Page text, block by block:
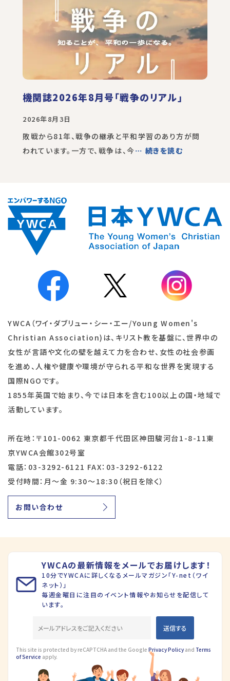
機関誌2026年8月号「戦争のリアル」
2026年8月3日
敗戦から81年、戦争の継承と平和学習のあり方が問
われています。一方で、戦争は、今… 続きを読む
YWCA（ワイ・ダブリュー・シー・エー/Young Women's
Christian Association)は、キリスト教を基盤に、世界中の
女性が言語や文化の壁を越えて力を合わせ、女性の社会参画
を進め、人権や健康や環境が守られる平和な世界を実現する
国際NGOです。
1855年英国で始まり、今では日本を含む100以上の国・地域で
活動しています。
所在地：〒101-0062 東京都千代田区神田駿河台1-8-11東
京YWCA会館302号室
電話：03-3292-6121 FAX：03-3292-6122
受付時間：月～金 9:30～18:30（祝日を除く）
お問い合わせ
YWCAの最新情報をメールでお届けします！
10分でYWCAに詳しくなるメールマガジン「Y-net（ワイ
ネット）」
毎週金曜日に注目のイベント情報やお知らせを配信して
います。
This site is protected by reCAPTCHA and the Google Privacy Policyand Terms
of Service apply.